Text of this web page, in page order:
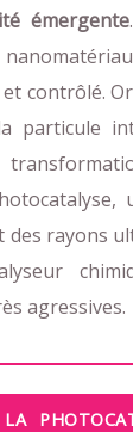
émergente
contrôlé.
particule
des rayons
agressives.